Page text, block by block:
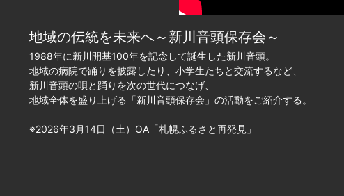
地域の伝統を未来へ～新川音頭保存会～
1988年に新川開基100年を記念して誕生した新川音頭。
地域の病院で踊りを披露したり、小学生たちと交流するなど、
新川音頭の唄と踊りを次の世代につなげ、
地域全体を盛り上げる「新川音頭保存会」の活動をご紹介する。
※2026年3月14日（土）OA「札幌ふるさと再発見」